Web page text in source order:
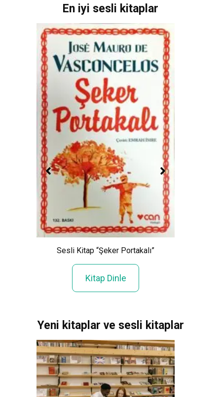
En iyi sesli kitaplar
Sesli Kitap “Şeker Portakalı”
Kitap Dinle
Yeni kitaplar ve sesli kitaplar